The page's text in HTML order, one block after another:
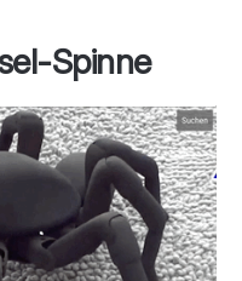
Spinne